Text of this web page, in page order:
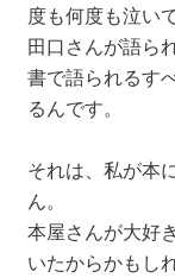
度も何度も泣い
田口さんが語ら
書で語られるす
るんです。
それは、私が本
ん。
本屋さんが大好
いたからかもし